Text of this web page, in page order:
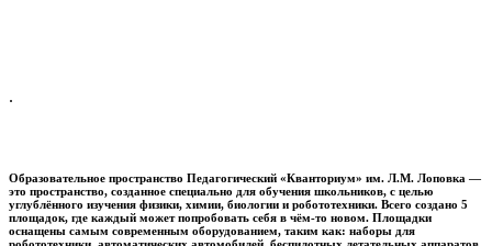
.
Образовательное пространство Педагогический «Кванториум» им. Л.М. Лоповка —
это пространство, созданное специально для обучения школьников, с целью
углублённого изучения физики, химии, биологии и робототехники. Всего создано 5
площадок, где каждый может попробовать себя в чём-то новом. Площадки
оснащены самым современным оборудованием, таким как: наборы для